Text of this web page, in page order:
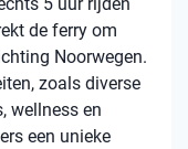
5 uur rijden
de ferry om
Noorwegen.
zoals diverse
wellness en
een unieke